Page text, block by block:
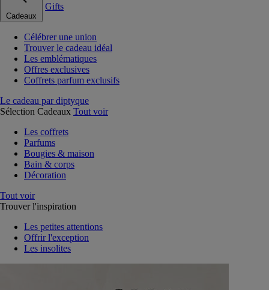
Cadeaux
Gifts
Célébrer une union
Trouver le cadeau idéal
Les emblématiques
Offres exclusives
Coffrets parfum exclusifs
Le cadeau par diptyque
Sélection Cadeaux Tout voir
Les coffrets
Parfums
Bougies & maison
Bain & corps
Décoration
Tout voir
Trouver l'inspiration
Les petites attentions
Offrir l'exception
Les insolites